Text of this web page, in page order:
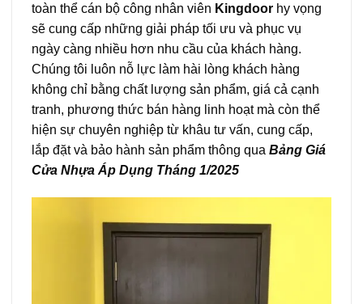
toàn thể cán bộ công nhân viên Kingdoor hy vọng
sẽ cung cấp những giải pháp tối ưu và phục vụ
ngày càng nhiều hơn nhu cầu của khách hàng.
Chúng tôi luôn nỗ lực làm hài lòng khách hàng
không chỉ bằng chất lượng sản phẩm, giá cả cạnh
tranh, phương thức bán hàng linh hoạt mà còn thể
hiện sự chuyên nghiệp từ khâu tư vấn, cung cấp,
lắp đặt và bảo hành sản phẩm thông qua Bảng Giá
Cửa Nhựa Áp Dụng Tháng 1/2025